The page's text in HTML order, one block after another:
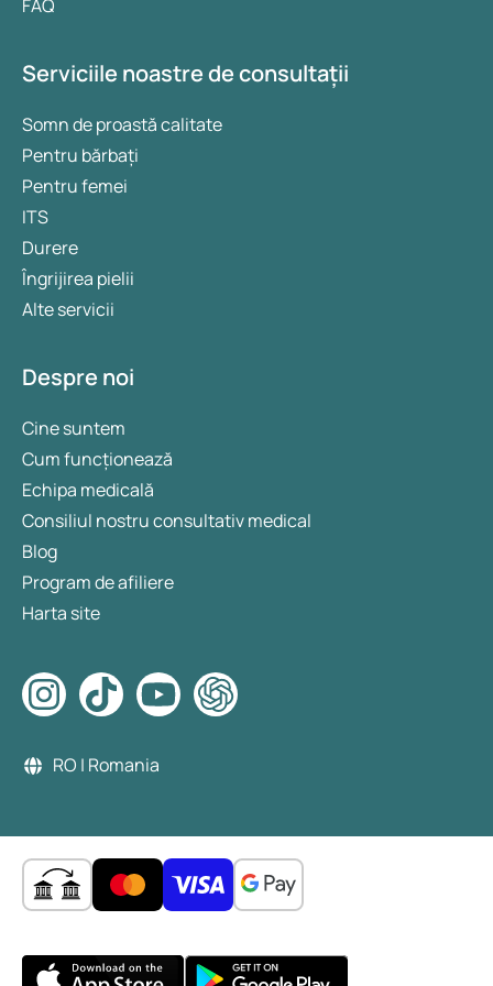
FAQ
Serviciile noastre de consultații
Somn de proastă calitate
Pentru bărbați
Pentru femei
ITS
Durere
Îngrijirea pielii
Alte servicii
Despre noi
Cine suntem
Cum funcționează
Echipa medicală
Consiliul nostru consultativ medical
Blog
Program de afiliere
Harta site
RO | Romania